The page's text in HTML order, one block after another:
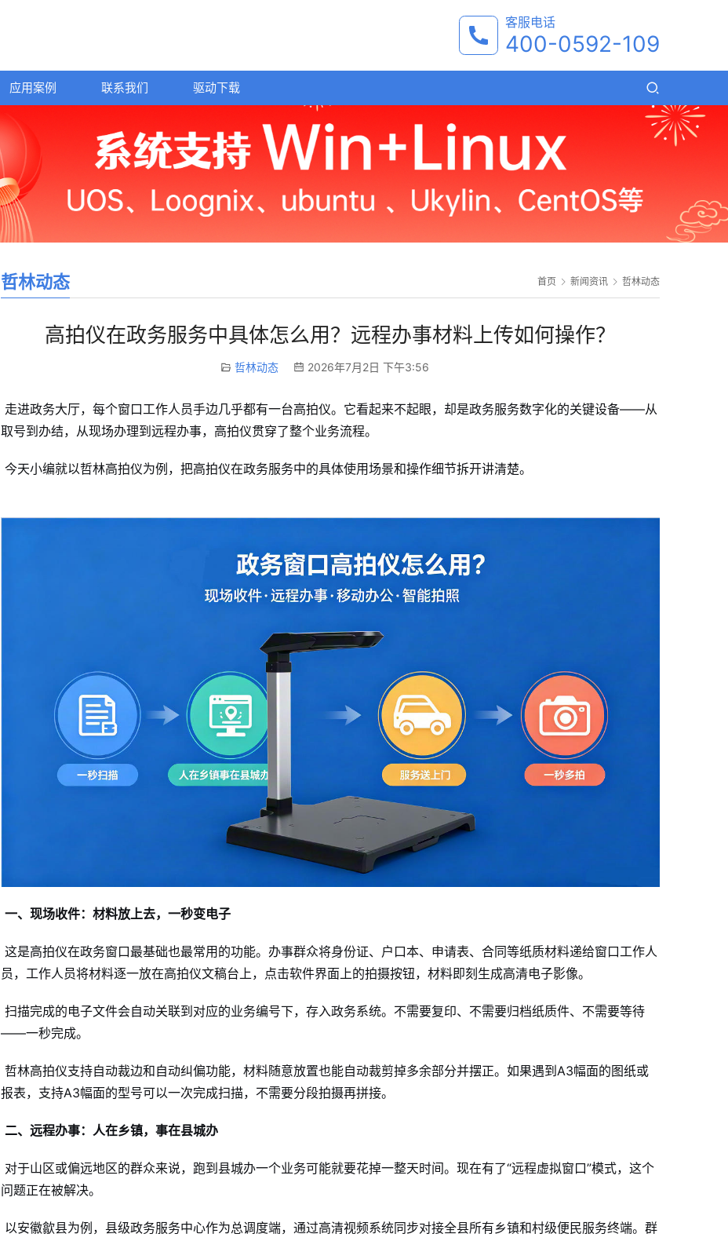
客服电话
400-0592-109
应用案例 联系我们 驱动下载
首页 新闻资讯 哲林动态
哲林动态
高拍仪在政务服务中具体怎么用？远程办事材料上传如何操作？
哲林动态 2026年7月2日 下午3:56
走进政务大厅，每个窗口工作人员手边几乎都有一台高拍仪。它看起来不起眼，却是政务服务数字化的关键设备——从
取号到办结，从现场办理到远程办事，高拍仪贯穿了整个业务流程。
今天小编就以哲林高拍仪为例，把高拍仪在政务服务中的具体使用场景和操作细节拆开讲清楚。
一、现场收件：材料放上去，一秒变电子
这是高拍仪在政务窗口最基础也最常用的功能。办事群众将身份证、户口本、申请表、合同等纸质材料递给窗口工作人
员，工作人员将材料逐一放在高拍仪文稿台上，点击软件界面上的拍摄按钮，材料即刻生成高清电子影像。
扫描完成的电子文件会自动关联到对应的业务编号下，存入政务系统。不需要复印、不需要归档纸质件、不需要等待
——一秒完成。
哲林高拍仪支持自动裁边和自动纠偏功能，材料随意放置也能自动裁剪掉多余部分并摆正。如果遇到A3幅面的图纸或
报表，支持A3幅面的型号可以一次完成扫描，不需要分段拍摄再拼接。
二、远程办事：人在乡镇，事在县城办
对于山区或偏远地区的群众来说，跑到县城办一个业务可能就要花掉一整天时间。现在有了“远程虚拟窗口”模式，这个
问题正在被解决。
以安徽歙县为例，县级政务服务中心作为总调度端，通过高清视频系统同步对接全县所有乡镇和村级便民服务终端。群